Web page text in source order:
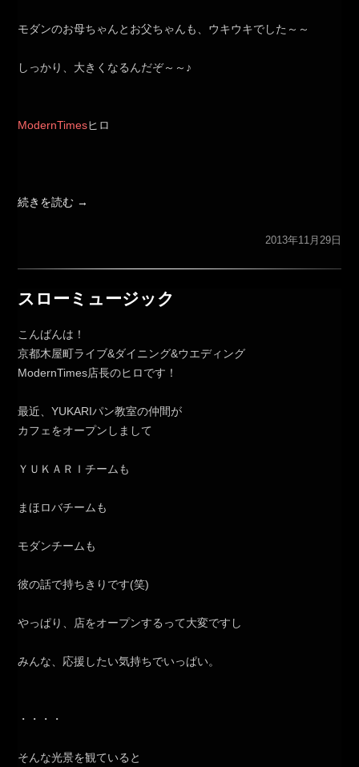
モダンのお母ちゃんとお父ちゃんも、ウキウキでした～～
しっかり、大きくなるんだぞ～～♪
ModernTimesヒロ
続きを読む →
2013年11月29日
スローミュージック
こんばんは！
京都木屋町ライブ&ダイニング&ウエディング
ModernTimes店長のヒロです！
最近、YUKARIパン教室の仲間が
カフェをオープンしまして
ＹＵＫＡＲＩチームも
まほロバチームも
モダンチームも
彼の話で持ちきりです(笑)
やっぱり、店をオープンするって大変ですし
みんな、応援したい気持ちでいっぱい。
・・・・
そんな光景を観ていると